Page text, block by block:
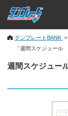
テンプレートBANK
「週間スケジュー
週間スケジュー